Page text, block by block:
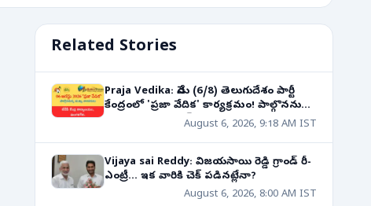
Related Stories
Praja Vedika: నేడు (6/8) తెలుగుదేశం పార్టీ
కేంద్రంలో 'ప్రజా వేదిక' కార్యక్రమం! పాల్గొననున్న
నాయకుల షెడ్యూల్!August 6, 2026, 9:18 AM IST
Vijaya sai Reddy: విజయసాయి రెడ్డి గ్రాండ్ రీ-
ఎంట్రీ... ఇక వారికి చెక్ పడినట్లేనా?
August 6, 2026, 8:00 AM IST